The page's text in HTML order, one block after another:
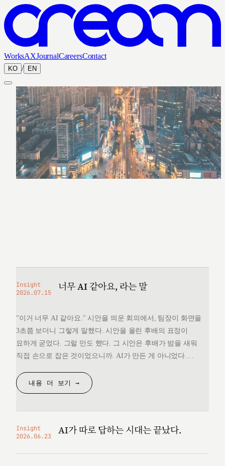
WorksAXJournalCareersContact
KO / EN
Insight
2026.07.15
너무 AI 같아요, 라는 말
"이거 너무 AI 같아요." 시안을 띄운 회의에서, 팀장이 화면을
3초쯤 보더니 그렇게 말했다. 시안을 올린 후배의 표정이
묘하게 굳었다. 그럴 만도 했다. 그 시안은 후배가 밤을 새워
직접 손으로 잡은 것이었으니까. AI가 만든 게 아니었다.
것을 변호할 언어를 끝내 찾지 못했다. 돌아오는 길에
생각했다. 대체 "AI 같다"는…
내용 더 보기 →
Insight
2026.06.23
AI가 따로 답하는 시대는 끝났다.